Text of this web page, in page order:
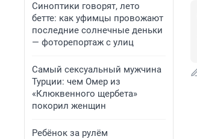
Синоптики говорят, лето
бетте: как уфимцы провожают
последние солнечные деньки
— фоторепортаж с улиц
Самый сексуальный мужчина
Турции: чем Омер из
«Клюквенного щербета»
покорил женщин
Ребёнок за рулём